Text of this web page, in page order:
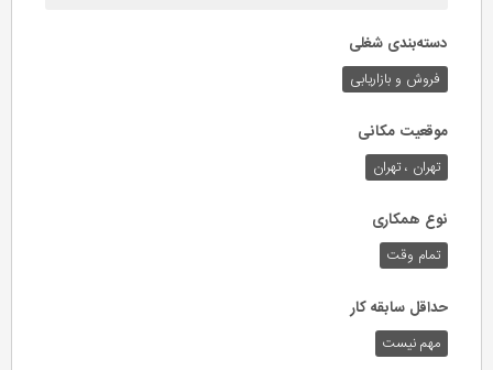
دسته‌بندی شغلی
فروش و بازاریابی
موقعیت مکانی
تهران ، تهران
نوع همکاری
تمام وقت
حداقل سابقه کار
مهم نیست